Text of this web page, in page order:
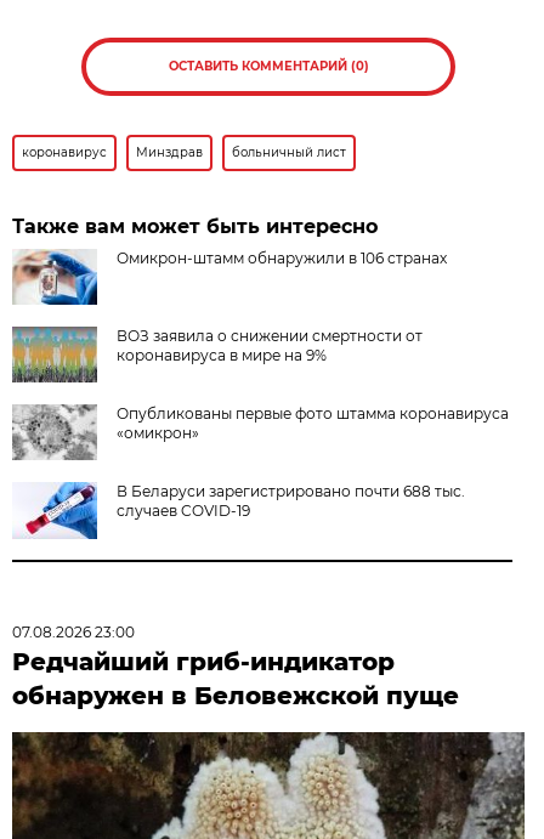
ОСТАВИТЬ КОММЕНТАРИЙ (0)
коронавирус Минздрав больничный лист
Также вам может быть интересно
Омикрон-штамм обнаружили в 106 странах
ВОЗ заявила о снижении смертности от
коронавируса в мире на 9%
Опубликованы первые фото штамма коронавируса
«омикрон»
В Беларуси зарегистрировано почти 688 тыс.
случаев COVID-19
07.08.2026 23:00
Редчайший гриб-индикатор
обнаружен в Беловежской пуще